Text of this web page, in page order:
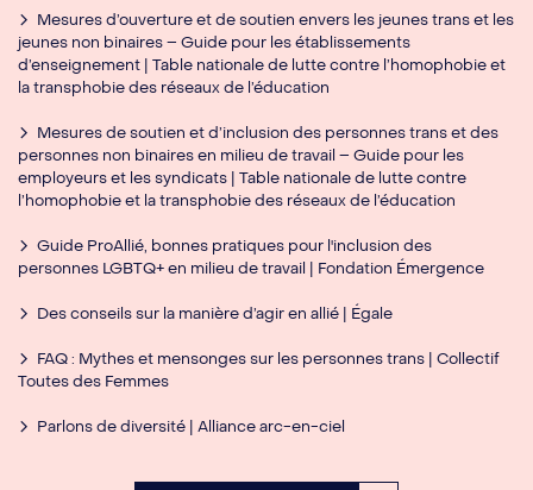
Mesures d’ouverture et de soutien envers les jeunes trans et les
jeunes non binaires – Guide pour les établissements
d’enseignement | Table nationale de lutte contre l’homophobie et
la transphobie des réseaux de l’éducation
Mesures de soutien et d’inclusion des personnes trans et des
personnes non binaires en milieu de travail – Guide pour les
employeurs et les syndicats | Table nationale de lutte contre
l’homophobie et la transphobie des réseaux de l’éducation
Guide ProAllié, bonnes pratiques pour l'inclusion des
personnes LGBTQ+ en milieu de travail | Fondation Émergence
Des conseils sur la manière d’agir en allié | Égale
FAQ : Mythes et mensonges sur les personnes trans | Collectif
Toutes des Femmes
Parlons de diversité | Alliance arc-en-ciel